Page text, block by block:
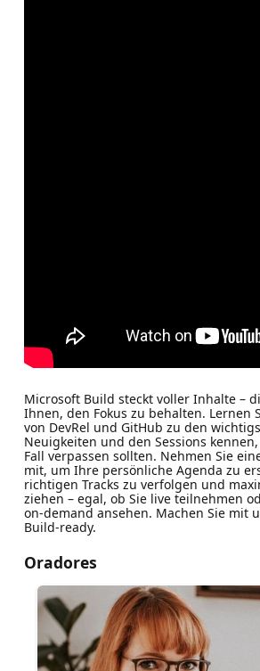
Microsoft Build steckt voller Inhalte –
Ihnen, den Fokus zu behalten. Lernen
von DevRel und GitHub zu den
Neuigkeiten und den Sessions
Fall verpassen sollten. Nehmen Sie
mit, um Ihre persönliche Agenda zu
richtigen Tracks zu verfolgen und
ziehen – egal, ob Sie live teilnehmen
on‑demand ansehen. Machen Sie mit
Build‑ready.
Oradores